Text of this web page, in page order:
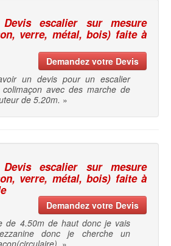
Devis escalier sur mesure
verre, métal, bois) faite à
Demandez votre Devis
un devis pour un escalier
avec des marche de
de 5.20m. »
Devis escalier sur mesure
verre, métal, bois) faite à
Demandez votre Devis
de 4.50m de haut donc je vais
donc je cherche un